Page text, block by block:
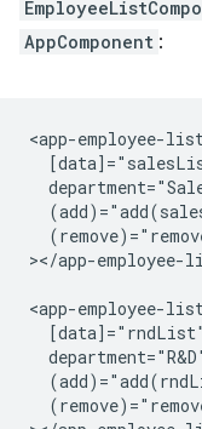
AppComponent :
<app-employee-
></app-employee-
<app-employee-
  [data]="rndList"